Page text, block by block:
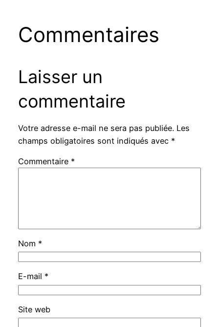
Commentaires
Laisser un
commentaire
Votre adresse e-mail ne sera pas publiée. Les
champs obligatoires sont indiqués avec *
Commentaire *
Nom *
E-mail *
Site web